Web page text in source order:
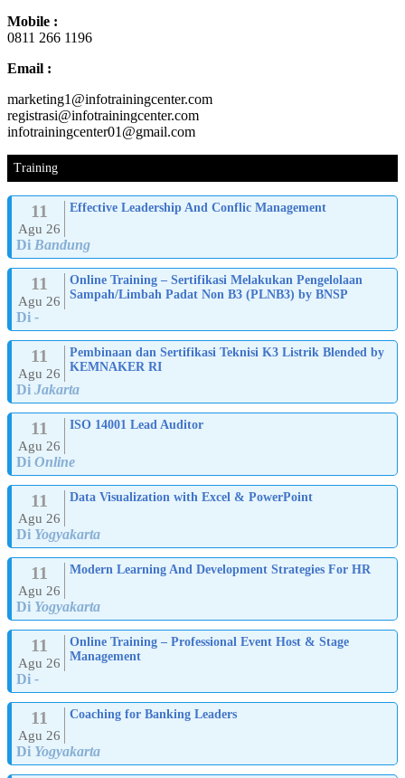
Mobile :
0811 266 1196
Email :
marketing1@infotrainingcenter.com
registrasi@infotrainingcenter.com
infotrainingcenter01@gmail.com
Training
11
Agu 26
Effective Leadership And Conflic Management
Di Bandung
11
Agu 26
Online Training – Sertifikasi Melakukan Pengelolaan
Sampah/Limbah Padat Non B3 (PLNB3) by BNSP
Di -
11
Agu 26
Pembinaan dan Sertifikasi Teknisi K3 Listrik Blended by
KEMNAKER RI
Di Jakarta
11
Agu 26
ISO 14001 Lead Auditor
Di Online
11
Agu 26
Data Visualization with Excel & PowerPoint
Di Yogyakarta
11
Agu 26
Modern Learning And Development Strategies For HR
Di Yogyakarta
11
Agu 26
Online Training – Professional Event Host & Stage
Management
Di -
11
Agu 26
Coaching for Banking Leaders
Di Yogyakarta